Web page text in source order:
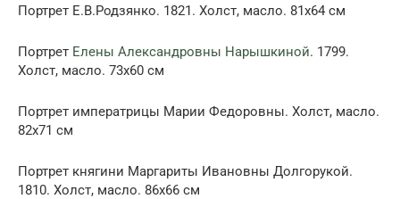
Портрет Е.В.Родзянко. 1821. Холст, масло. 81х64 см
Портрет Елены Александровны Нарышкиной. 1799.
Холст, масло. 73х60 см
Портрет императрицы Марии Федоровны. Холст, масло.
82х71 см
Портрет княгини Маргариты Ивановны Долгорукой.
1810. Холст, масло. 86х66 см